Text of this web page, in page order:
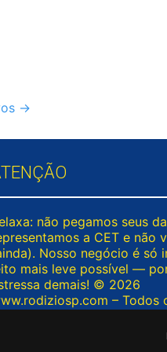
→
não pegamos seus
a CET e não
Nosso negócio é só
mais leve possível —
demais! © 2026
– Todos